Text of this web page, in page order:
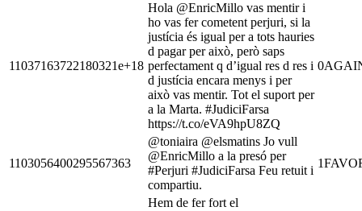
11037163722180321e+18
Hola @EnricMillo vas mentir i
ho vas fer cometent perjuri, si la
justícia és igual per a tots hauries
d pagar per això, però saps
perfectament q d’igual res d res i
d justícia encara menys i per
això vas mentir. Tot el suport per
a la Marta. #JudiciFarsa
https://t.co/eVA9hpU8ZQ
0
1103056400295567363
@toniaira @elsmatins Jo vull
@EnricMillo a la presó per
#Perjuri #JudiciFarsa Feu retuit i
compartiu.
1
Hem de fer fort el